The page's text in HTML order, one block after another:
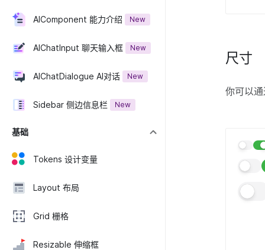
AIComponent 能力介绍 New
AIChatInput 聊天输入框 New
AIChatDialogue AI对话 New
Sidebar 侧边信息栏 New
基础
Tokens 设计变量
Layout 布局
Grid 栅格
Resizable 伸缩框
尺寸
你可以